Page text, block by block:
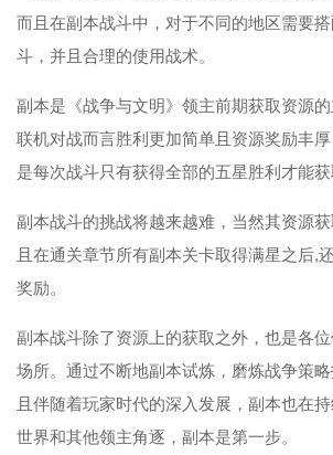
而且在副本战斗中，对于不同的地区需要
斗，并且合理的使用战术。
副本是《战争与文明》领主前期获取资源
联机对战而言胜利更加简单且资源奖励丰
是每次战斗只有获得全部的五星胜利才能获
副本战斗的挑战将越来越难，当然其资源
且在通关章节所有副本关卡取得满星之后,
奖励。
副本战斗除了资源上的获取之外，也是各
场所。通过不断地副本试炼，磨炼战争策
且伴随着玩家时代的深入发展，副本也在
世界和其他领主角逐，副本是第一步。